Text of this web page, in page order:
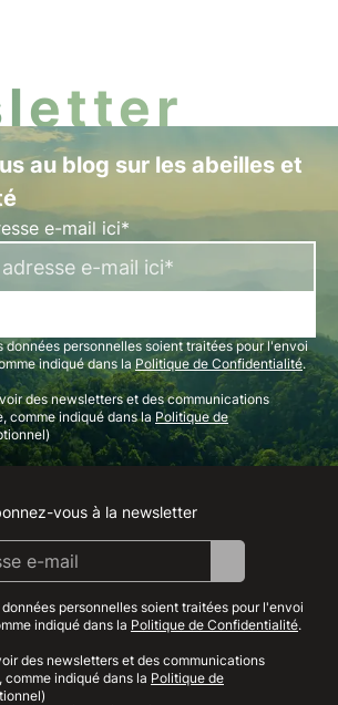
au blog sur les abeilles et
e-mail ici*
données personnelles soient traitées pour l'envoi
indiqué dans la Politique de Confidentialité.
des newsletters et des communications
comme indiqué dans la Politique de
Instagram
Facebook
Linkedin
Youtube
vous à la newsletter
personnelles soient traitées pour l'envoi
indiqué dans la Politique de Confidentialité.
des newsletters et des communications
indiqué dans la Politique de